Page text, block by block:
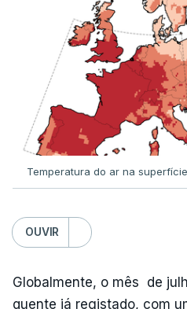
Já a norte, na Escola
outra equipa de
mais de 100 pedidos de
que aguardam a
Os resultados chegaram
concretamente à 0h47, no
manhã a afixação ainda
Temperatura do ar na superfície
OUVIR
Globalmente, o mês de
quente já registado, com